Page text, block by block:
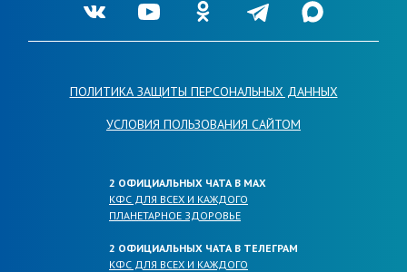
Ссылка на нашу группу во VKontakte
Ссылка на наш канал в Youtube
Ссылка на нашу группу в
Ссылка на наш канал в
Ссылка на наш
ПОЛИТИКА ЗАЩИТЫ ПЕРСОНАЛЬНЫХ ДАННЫХ
УСЛОВИЯ ПОЛЬЗОВАНИЯ САЙТОМ
2 ОФИЦИАЛЬНЫХ ЧАТА В МАХ
КФС ДЛЯ ВСЕХ И КАЖДОГО
ПЛАНЕТАРНОЕ ЗДОРОВЬЕ
2 ОФИЦИАЛЬНЫХ ЧАТА В ТЕЛЕГРАМ
КФС ДЛЯ ВСЕХ И КАЖДОГО